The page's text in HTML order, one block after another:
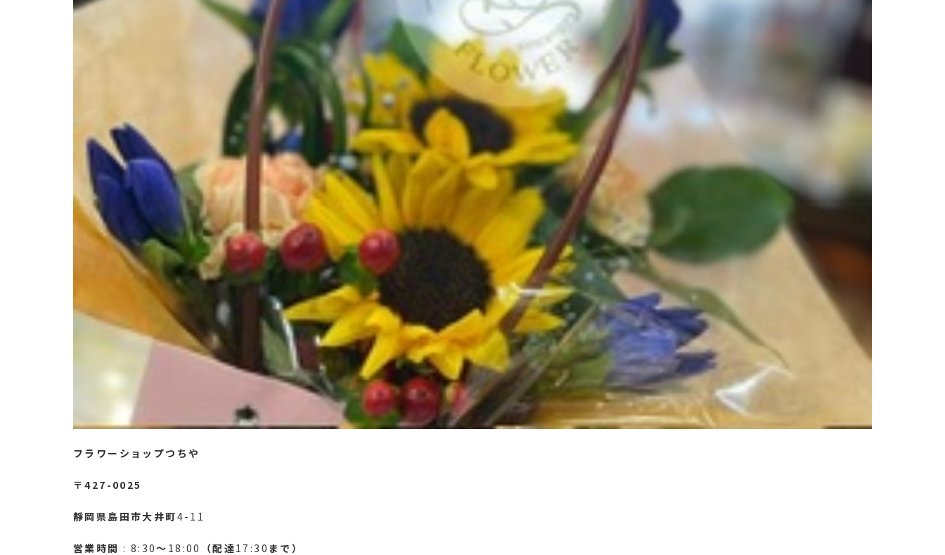
フラワーショップつちや
〒427-0025
靜岡県島田市大井町4-11
営業時間 : 8:30～ 18:00 （配達17:30 まで）